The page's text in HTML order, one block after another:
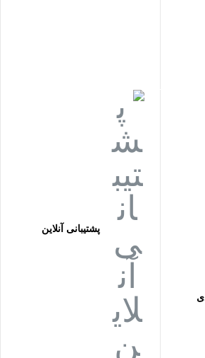
پشتیبانی آنلاین